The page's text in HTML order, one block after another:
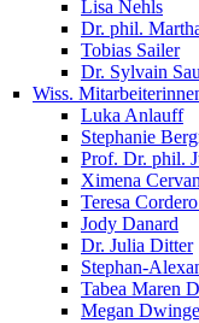
Lisa Nehls
Dr. phil.
Tobias Sailer
Dr. Sylvain
Wiss.
Luka Anlauff
Stephanie
Prof. Dr. phil.
Ximena
Teresa
Jody Danard
Dr. Julia Ditter
Stephan-
Tabea Maren
Megan